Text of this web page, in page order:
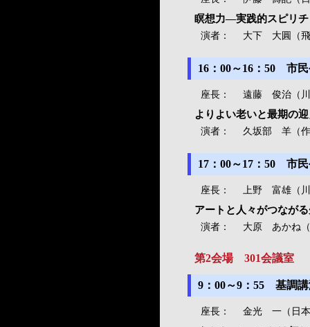
瞑想力―実践的スピリ
演者： 大下 大圓（
16：00～16：50 市
座長： 遠藤 俊治（
よりよい老いと最期の
演者： 久坂部 羊（
17：00～17：50 市
座長： 上野 富雄（
アートと人々がつなが
演者： 大原 あかね
第2会場 301会議室
9：00～9：55 基調
座長： 金光 一（日